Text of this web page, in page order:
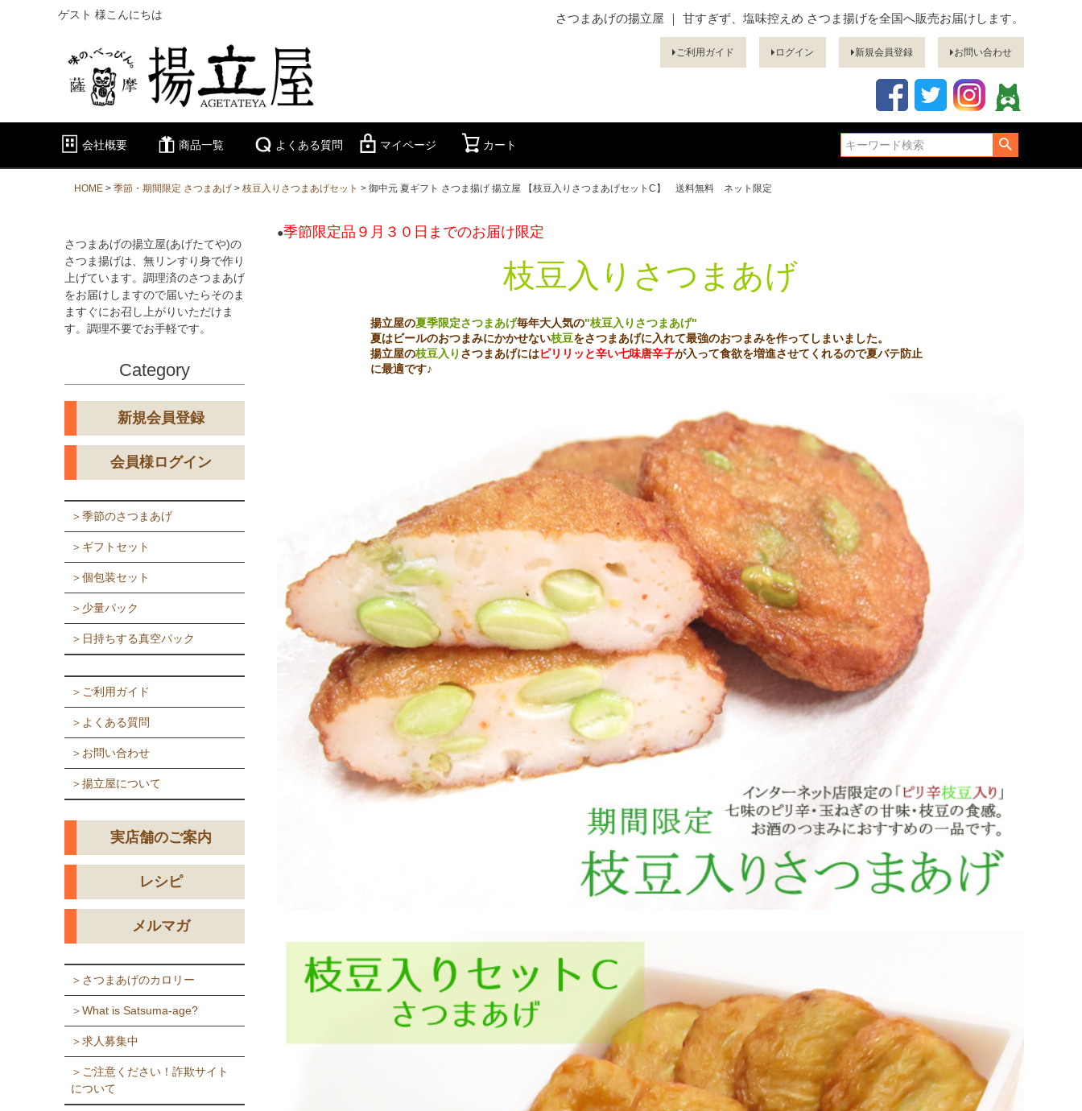
ゲスト 様こんにちは さつまあげの揚立屋 ｜ 甘すぎず、塩味控えめ さつま揚げを全国へ販売お届けします。
ご利用ガイド ログイン 新規会員登録 お問い合わせ
会社概要 商品一覧 よくある質問 マイページ カート
HOME 季節・期間限定 さつまあげ 枝豆入りさつまあげセット 御中元 夏ギフト さつま揚げ 揚立屋 【枝豆入りさつまあげセットC】 送料無料 ネット限定
さつまあげの揚立屋(あげたてや)の
さつま揚げは、無リンすり身で作り
上げています。調理済のさつまあげ
をお届けしますので届いたらそのま
ますぐにお召し上がりいただけま
す。調理不要でお手軽です。
Category
新規会員登録
会員様ログイン
＞季節のさつまあげ
＞ギフトセット
＞個包装セット
＞少量パック
＞日持ちする真空パック
＞ご利用ガイド
＞よくある質問
＞お問い合わせ
＞揚立屋について
実店舗のご案内
レシピ
メルマガ
＞さつまあげのカロリー
＞What is Satsuma-age?
＞求人募集中
＞ご注意ください！詐欺サイト
について
●季節限定品９月３０日までのお届け限定
枝豆入りさつまあげ
揚立屋の夏季限定さつまあげ毎年大人気の"枝豆入りさつまあげ"
夏はビールのおつまみにかかせない枝豆をさつまあげに入れて最強のおつまみを作ってしまいました。
揚立屋の枝豆入り さつまあげにはピリリッと辛い七味唐辛子が入って食欲を増進させてくれるので夏バテ防止
に最適です♪